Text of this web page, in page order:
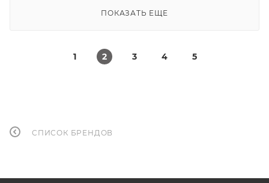
ПОКАЗАТЬ ЕЩЕ
1 2 3 4 5
СПИСОК БРЕНДОВ